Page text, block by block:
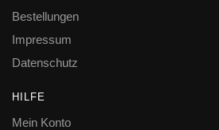
Bestellungen
Impressum
Datenschutz
HILFE
Mein Konto